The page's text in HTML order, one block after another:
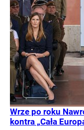
Wrze po roku
kontra „Cała